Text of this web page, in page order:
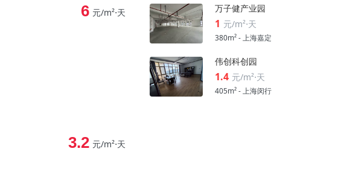
6 元/m²⋅天
3.2 元/m²⋅天
万子健产业园
1 元/m²⋅天
380m² - 上海嘉定
伟创科创园
1.4 元/m²⋅天
405m² - 上海闵行